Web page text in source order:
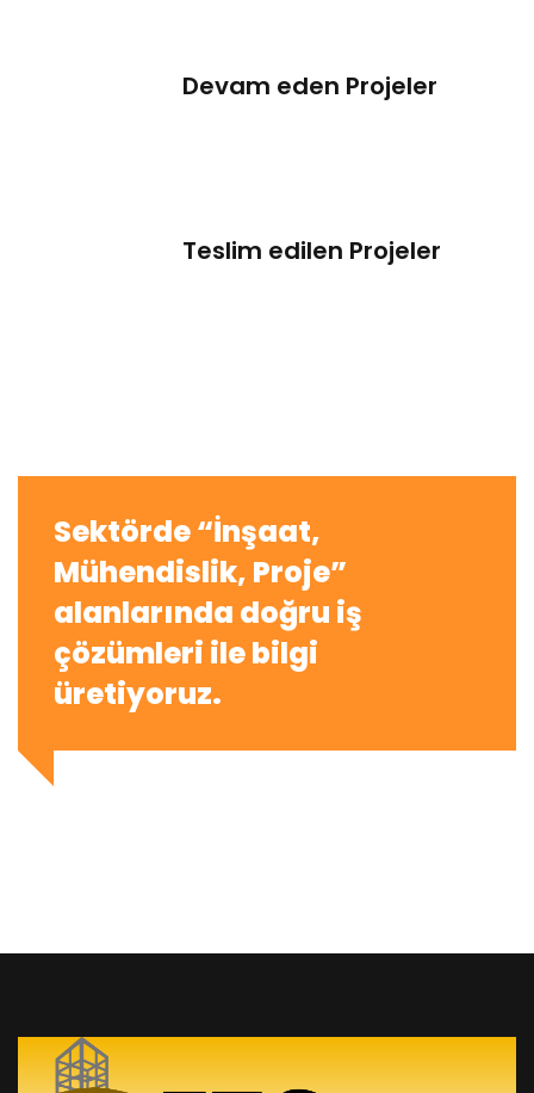
Devam eden Projeler
Teslim edilen Projeler
Sektörde “İnşaat,
Mühendislik, Proje”
alanlarında doğru iş
çözümleri ile bilgi
üretiyoruz.